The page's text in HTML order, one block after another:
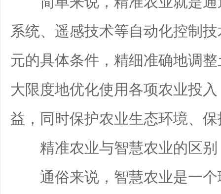
系统、遥感技术等自动化控制
元的具体条件，精细准确地调
大限度地优化使用各项农业投
益，同时保护农业生态环境、
精准农业与智慧农业的区别
通俗来说，智慧农业是一个